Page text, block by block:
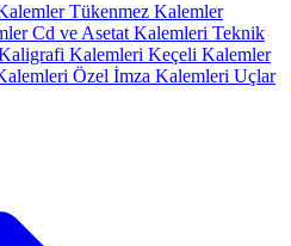
Tükenmez Kalemler
Cd ve Asetat Kalemleri Teknik
Kalemleri Keçeli Kalemler
Özel İmza Kalemleri Uçlar